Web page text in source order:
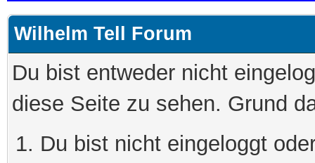
Wilhelm Tell Forum
Du bist entweder nicht
diese Seite zu sehen. Grund
Du bist nicht eingeloggt